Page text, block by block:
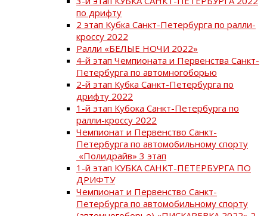
по дрифту
2 этап Кубка Санкт-Петербурга по ралли-
кроссу 2022
Ралли «БЕЛЫЕ НОЧИ 2022»
4-й этап Чемпионата и Первенства Санкт-
Петербурга по автомногоборью
2-й этап Кубка Санкт-Петербурга по
дрифту 2022
1-й этап Кубока Санкт-Петербурга по
ралли-кроссу 2022
Чемпионат и Первенство Санкт-
Петербурга по автомобильному спорту
«Полидрайв» 3 этап
1-й этап КУБКА САНКТ-ПЕТЕРБУРГА ПО
ДРИФТУ
Чемпионат и Первенство Санкт-
Петербурга по автомобильному спорту